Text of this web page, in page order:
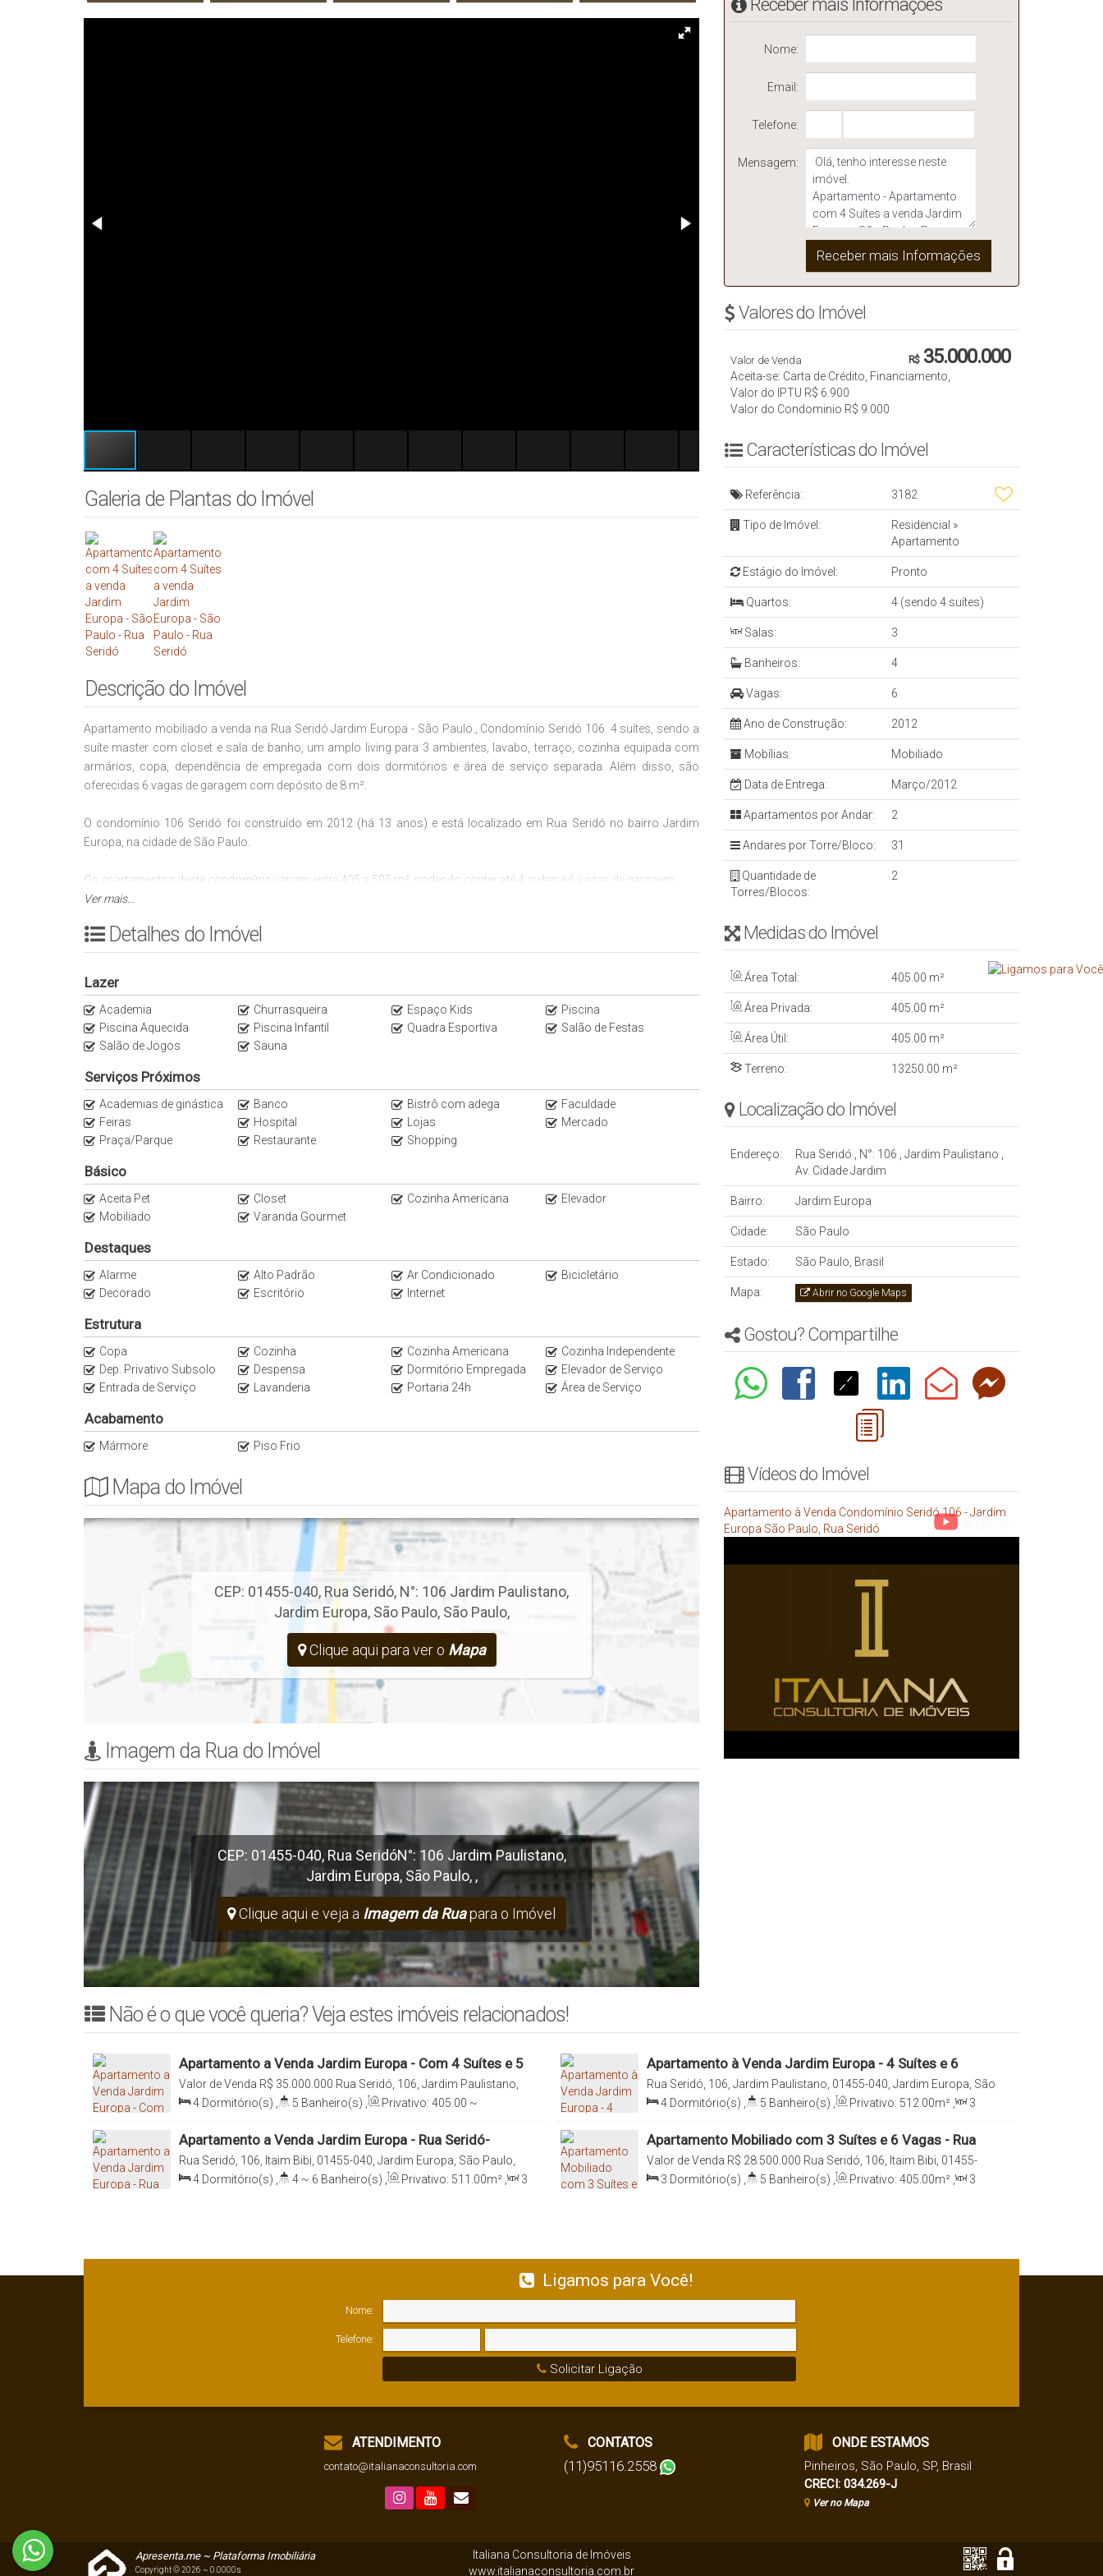
Galeria de Plantas do Imóvel
Descrição do Imóvel
Apartamento mobiliado a venda na Rua Seridó Jardim Europa - São Paulo., Condomínio Seridó 106. 4 suítes, sendo a
suíte master com closet e sala de banho, um amplo living para 3 ambientes, lavabo, terraço, cozinha equipada com
armários, copa, dependência de empregada com dois dormitórios e área de serviço separada. Além disso, são
oferecidas 6 vagas de garagem com depósito de 8 m².
O condomínio 106 Seridó foi construído em 2012 (há 13 anos) e está localizado em Rua Seridó no bairro Jardim
Europa, na cidade de São Paulo.
Os apartamentos deste condomínio variam entre 405 a 505 m², podendo conter até 4 suítes e 6 vagas de garagem.
Entre em contato através do nosso WhatsApp (11)95116.2558. Encontre outras oportunidades no nosso Instagram
@Italianaconsultoria.
Parque do Povo: 75 m - Empório Santa Maria: 300 m - Casa do Saber: 350 m - Av. Brig. Faria Lima: 450 m - Spin’n Soul:
550 m - Esporte Clube Pinheiros: 500 m - Jockey Club de São Paulo: 600m - Museu da Casa Brasileira: 600 m - Shopping
JK Iguatemi: 900 m - Shopping Iguatemi: 1,1 km - Ráscal: 1,2 km - Eataly: 1,5 km - Shopping Cidade Jardim: 2,7 km.
Para mais informações, contate-nos.
Anuncie seu imóvel conosco
Apartamentos de Alto Padrão
Ver mais...
Detalhes do Imóvel
Lazer
Academia Churrasqueira Espaço Kids
Piscina
Piscina Aquecida
Piscina Infantil Quadra Esportiva
Salão de Festas
Salão de Jogos
Sauna
Serviços Próximos
Academias de ginástica Banco Bistrô com adega
Faculdade
Feiras
Hospital Lojas
Mercado
Praça/Parque
Restaurante Shopping
Básico
Aceita Pet Closet Cozinha Americana
Elevador
Mobiliado
Varanda Gourmet
Destaques
Alarme Alto Padrão Ar Condicionado
Bicicletário
Decorado
Escritório Internet
Estrutura
Copa Cozinha Cozinha Americana
Cozinha Independente
Dep. Privativo Subsolo
Despensa Dormitório Empregada
Elevador de Serviço
Entrada de Serviço
Lavanderia Portaria 24h Área de Serviço
Acabamento
Mármore Piso Frio
Mapa do Imóvel
CEP: 01455-040, Rua Seridó, N°: 106 Jardim Paulistano,
Jardim Europa, São Paulo, São Paulo,
Clique aqui para ver o Mapa
Imagem da Rua do Imóvel
CEP: 01455-040, Rua SeridóN°: 106 Jardim Paulistano,
Jardim Europa, São Paulo, ,
Clique aqui e veja a Imagem da Ruapara o Imóvel
Receber mais Informações
Nome:
Email:
Telefone:
Mensagem:
Valores do Imóvel
R$35.000.000
Valor de Venda
Aceita-se: Carta de Crédito, Financiamento,
Valor do IPTU R$ 6.900
Valor do Condominio R$ 9.000
Características do Imóvel
Referência: 3182
Tipo de Imóvel: Residencial »
Apartamento
Estágio do Imóvel: Pronto
Quartos: 4 (sendo 4 suítes)
Salas: 3
Banheiros: 4
Vagas: 6
Ano de Construção: 2012
Mobílias: Mobiliado
Data de Entrega: Março/2012
Apartamentos por Andar: 2
Andares por Torre/Bloco: 31
Quantidade de
Torres/Blocos:
2
Medidas do Imóvel
Área Total: 405 .00 m²
Área Privada: 405 .00 m²
Área Útil: 405 .00 m²
Terreno: 13250 .00 m²
Localização do Imóvel
Endereço: Rua Seridó N°: 106 Jardim Paulistano
Av. Cidade Jardim
Bairro: Jardim Europa
Cidade: São Paulo
Estado: São Paulo, Brasil
Mapa: Abrir no Google Maps
Gostou? Compartilhe
Vídeos do Imóvel
Apartamento à Venda Condomínio Seridó 106 - Jardim
Europa São Paulo, Rua Seridó
Não é o que você queria? Veja estes imóveis relacionados!
Apartamento a Venda Jardim Europa - Com 4 Suítes e 5
Vagas
R$ 35.000.000
Valor de Venda
Rua Seridó, 106, Jardim Paulistano,
01455-040, Jardim Europa, São Paulo, São Paulo, Brasil
4 Dormitório(s) 5 Banheiro(s) Privativo: 405 .00 ~
6
Vaga(s) Útil: 405 .00~ 511 .00 m², Terreno: 13000 .00m²
Apartamento à Venda Jardim Europa - 4 Suítes e 6
Vagas - Imobiliária Italiana Consultoria
Rua Seridó, 106, Jardim Paulistano, 01455-040, Jardim Europa, São
Paulo, São Paulo, Brasil
4 Dormitório(s) 5 Banheiro(s) Privativo: 512 .00m²
3
512
.00 Terreno: 13199
Apartamento a Venda Jardim Europa - Rua Seridó-
Imobiliária Italiana Consultoria
Rua Seridó, 106, Itaim Bibi, 01455-040, Jardim Europa, São Paulo,
São Paulo, Brasil
4 Dormitório(s) 4 ~ 6 Banheiro(s) Privativo: 511 .00m²
3
Apartamento Mobiliado com 3 Suítes e 6 Vagas - Rua
Seridó 106
R$ 28.500.000
Valor de Venda
Rua Seridó, 106, Itaim Bibi, 01455-
040, Jardim Europa, São Paulo, São Paulo, Brasil
3 Dormitório(s) 5 Banheiro(s) Privativo: 405 .00m²
3
Ligamos para Você!
Nome:
Telefone:
Solicitar Ligação
ATENDIMENTO
contato@italianaconsultoria.com
CONTATOS
(11)95116.2558
ONDE ESTAMOS
Pinheiros São Paulo SP, Brasil
CRECI: 034.269-J
Ver no Mapa
Apresenta.me ~ Plataforma Imobiliária
Copyright © 2026 ~ 0.0000s
Italiana Consultoria de Imóveis
www.italianaconsultoria.com.br